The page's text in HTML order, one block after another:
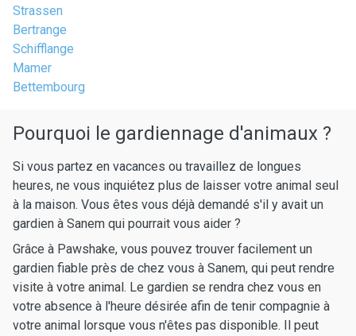
Strassen
Bertrange
Schifflange
Mamer
Bettembourg
Pourquoi le gardiennage d'animaux ?
Si vous partez en vacances ou travaillez de longues
heures, ne vous inquiétez plus de laisser votre animal seul
à la maison. Vous êtes vous déjà demandé s'il y avait un
gardien à Sanem qui pourrait vous aider ?
Grâce à Pawshake, vous pouvez trouver facilement un
gardien fiable près de chez vous à Sanem, qui peut rendre
visite à votre animal. Le gardien se rendra chez vous en
votre absence à l'heure désirée afin de tenir compagnie à
votre animal lorsque vous n'êtes pas disponible. Il peut